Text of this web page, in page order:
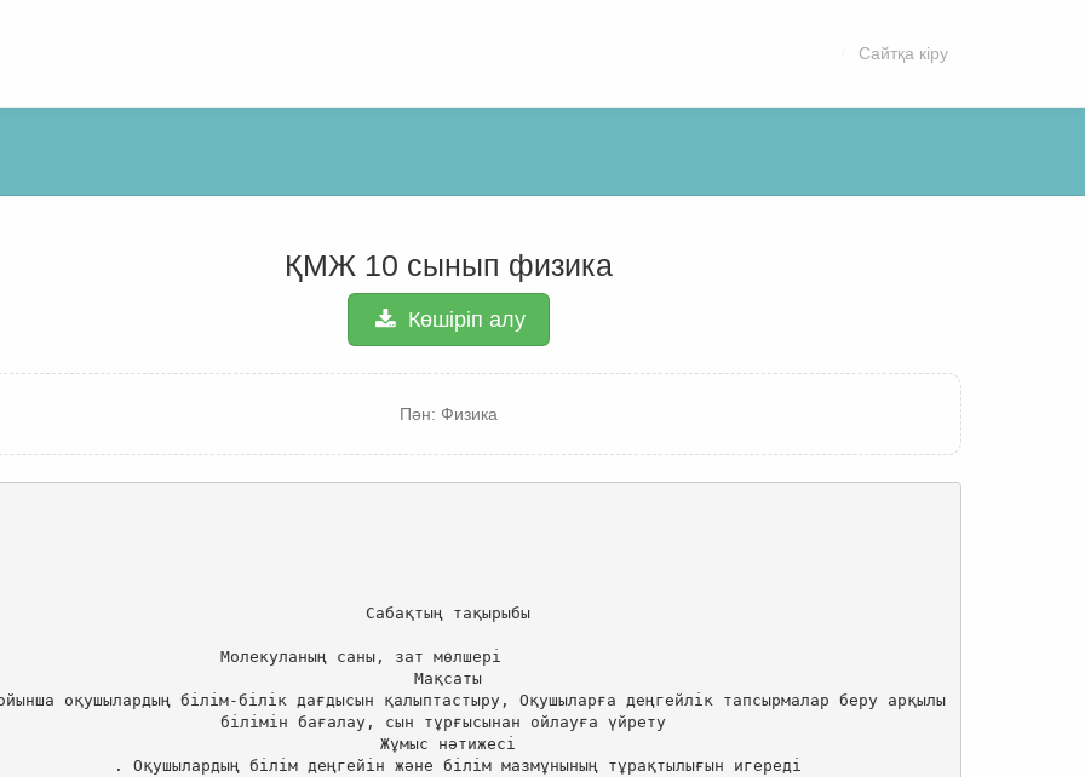
Сайтқа кіру
ҚМЖ 10 сынып физика
Көшіріп алу
Пән: Физика
Сабақтың тақырыбы
    Молекуланың саны, зат мөлшері
Мақсаты
оқушылардың білім-білік дағдысын қалыптастыру, Оқушыларға деңгейлік тапсырмалар беру арқылы
білімін бағалау, сын тұрғысынан ойлауға үйрету
Жұмыс нәтижесі